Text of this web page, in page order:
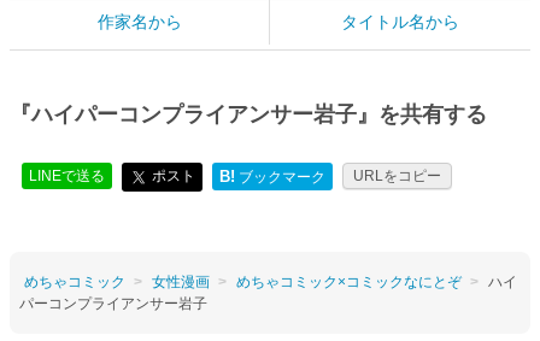
作家名から タイトル名から
『ハイパーコンプライアンサー岩子』を共有する
LINEで送る ポスト B! ブックマーク URLをコピー
めちゃコミック 女性漫画 めちゃコミック×コミックなにとぞ
ハイ
パーコンプライアンサー岩子